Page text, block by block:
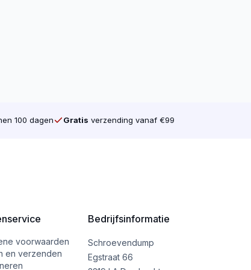
minder kracht op het hout als je
Kruiskop (Pozidriv). Dat is tot nu
heeft uw gereedschap veel grip
doos is gelijk gebleven, maar heeft
100 dagen Gratis verzending vanaf €99
voorwaarden
en verzenden
Bedrijfsinformatie
Schroevendump
Egstraat 66